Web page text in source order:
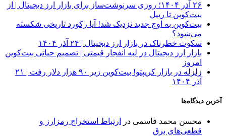
۲۶ آذر ۱۴۰۴؛ روزی سرنوشت‌ساز برای بازار ارز دیجیتال | از
بیت‌کوین تا ریپل
بیت‌کوین به اوج جدید نزدیک شد! آیا رکورد تاریخی شکسته
می‌شود؟
سکوت خطرناک در بازار ارز دیجیتال | ۲۴ آذر ۱۴۰۴
بازار ارز دیجیتال در لبه انفجار قیمتی | تصمیم حیاتی بیت‌کوین
امروز
زلزله در بازار کریپتو! بیت‌کوین زیر ۹۰ هزار دلار رفت | ۲۱
آذر ۱۴۰۴
آخرین دیدگاه‌ها
محسن محمد قاسمی در
ارتباط استخراج رمزارز و
قطعی‌های برق